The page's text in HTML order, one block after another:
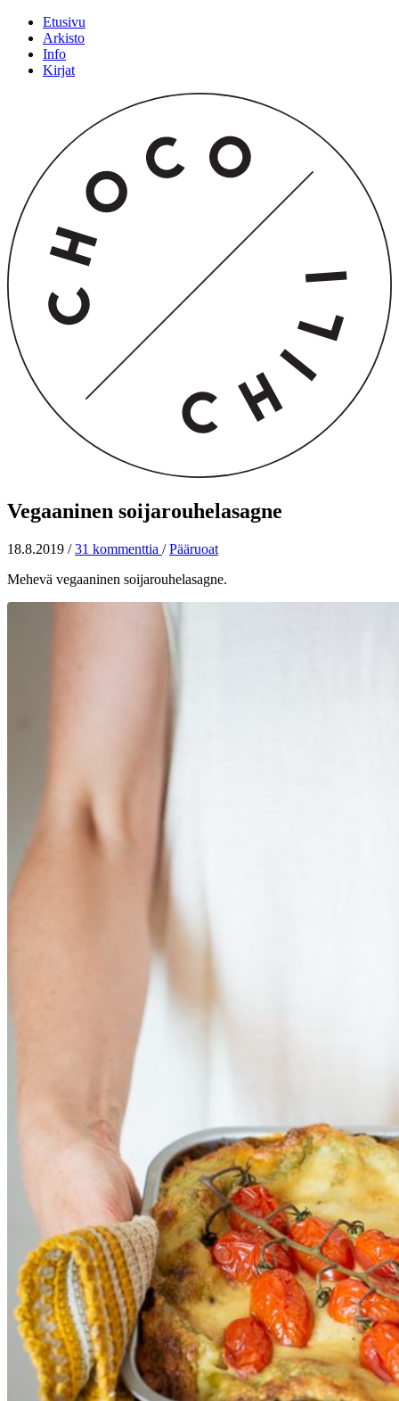
Etusivu
Arkisto
Info
Kirjat
Vegaaninen soijarouhelasagne
18.8.2019 / 31 kommenttia / Pääruoat
Mehevä vegaaninen soijarouhelasagne.